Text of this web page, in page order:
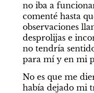
no iba a
comenté hasta
observaciones
desprolijas e
no tendría
para mí y en mi
No es que me
había dejado mi